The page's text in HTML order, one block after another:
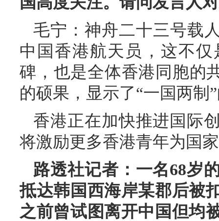
毛宁：神舟二十三号载
中国香港航天员，这不
碑，也是全体香港同胞的
的硕果，显示了“一国两制
香港正在加快推进国际
将激励更多香港青年为国
路透社记者：一名68岁
抵达韩国西海岸某郡后被
之前曾试图离开中国但均